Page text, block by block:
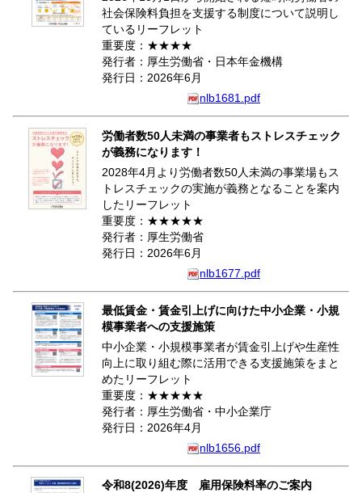
社会保険料負担を支援する制度について説明し
ているリーフレット
重要度：★★★★
発行者：厚生労働省・日本年金機構
発行日：2026年6月
nlb1681.pdf
労働者数50人未満の事業者もストレスチェック
が義務になります！
2028年4月より労働者数50人未満の事業場もス
トレスチェックの実施が義務となることを案内
したリーフレット
重要度：★★★★★
発行者：厚生労働省
発行日：2026年6月
nlb1677.pdf
最低賃金・賃金引上げに向けた中小企業・小規
模事業者への支援施策
中小企業・小規模事業者が賃金引上げや生産性
向上に取り組む際に活用できる支援施策をまと
めたリーフレット
重要度：★★★★★
発行者：厚生労働省・中小企業庁
発行日：2026年4月
nlb1656.pdf
令和8(2026)年度 雇用保険料率のご案内